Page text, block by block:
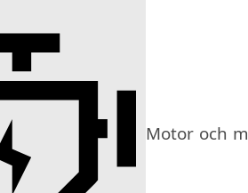
Motor och